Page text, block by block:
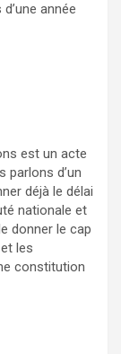
année
est un acte
parlons d’un
déjà le délai
nationale et
donner le cap
les
constitution